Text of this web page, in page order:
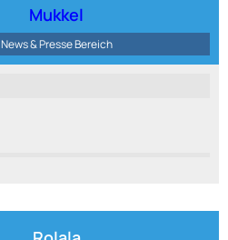
Mukkel
News & Presse Bereich